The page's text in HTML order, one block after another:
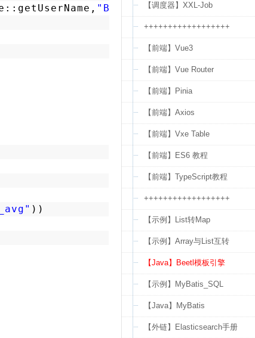
"B"
))
【调度器】XXL-Job
++++++++++++++++++
【前端】Vue3
【前端】Vue Router
【前端】Pinia
【前端】Axios
【前端】Vxe Table
【前端】ES6 教程
【前端】TypeScript教程
++++++++++++++++++
【示例】List转Map
【示例】Array与List互转
【Java】Beetl模板引擎
【示例】MyBatis_SQL
【Java】MyBatis
【外链】Elasticsearch手册